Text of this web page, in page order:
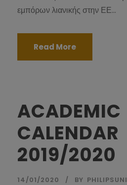
εμπόρων λιανικής στην ΕΕ...
Read More
ACADEMIC
CALENDAR
2019/2020
14/01/2020 BY PHILIPSUNI